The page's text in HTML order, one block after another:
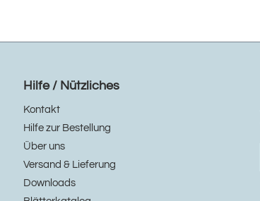
Hilfe / Nützliches
Kontakt
Hilfe zur Bestellung
Über uns
Versand & Lieferung
Downloads